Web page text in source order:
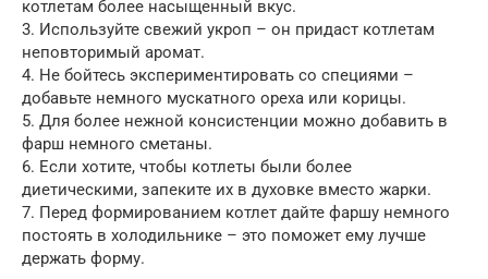
котлетам более насыщенный вкус.
3. Используйте свежий укроп – он придаст котлетам
неповторимый аромат.
4. Не бойтесь экспериментировать со специями –
добавьте немного мускатного ореха или корицы.
5. Для более нежной консистенции можно добавить в
фарш немного сметаны.
6. Если хотите, чтобы котлеты были более
диетическими, запеките их в духовке вместо жарки.
7. Перед формированием котлет дайте фаршу немного
постоять в холодильнике – это поможет ему лучше
держать форму.